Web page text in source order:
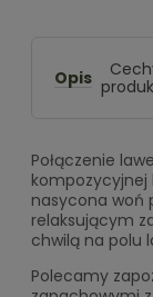
Opis
Połączenie
kompozycyjnej
nasycona woń
relaksującym
chwilą na polu
Polecamy